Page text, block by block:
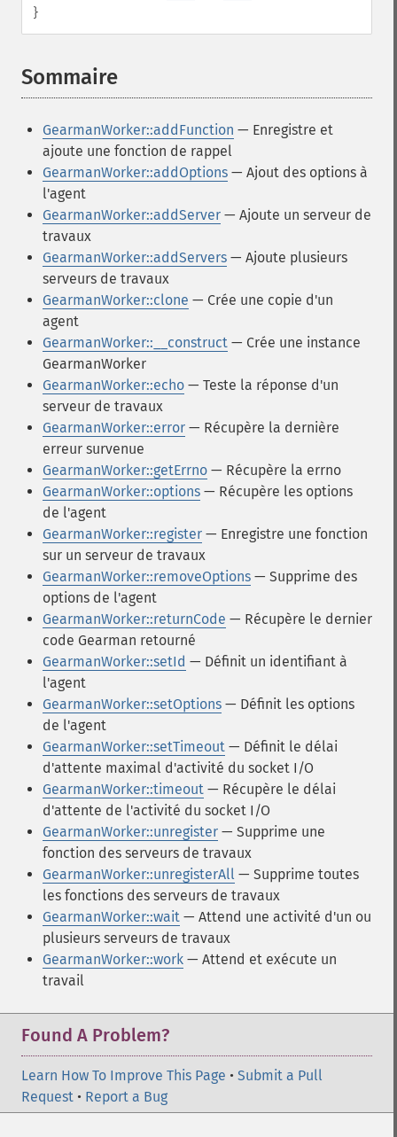
}
Sommaire
GearmanWorker::addFunction — Enregistre et
ajoute une fonction de rappel
GearmanWorker::addOptions — Ajout des options à
l'agent
GearmanWorker::addServer — Ajoute un serveur de
travaux
GearmanWorker::addServers — Ajoute plusieurs
serveurs de travaux
GearmanWorker::clone — Crée une copie d'un
agent
GearmanWorker::__construct — Crée une instance
GearmanWorker
GearmanWorker::echo — Teste la réponse d'un
serveur de travaux
GearmanWorker::error — Récupère la dernière
erreur survenue
GearmanWorker::getErrno — Récupère la errno
GearmanWorker::options — Récupère les options
de l'agent
GearmanWorker::register — Enregistre une fonction
sur un serveur de travaux
GearmanWorker::removeOptions — Supprime des
options de l'agent
GearmanWorker::returnCode — Récupère le dernier
code Gearman retourné
GearmanWorker::setId — Définit un identifiant à
l'agent
GearmanWorker::setOptions — Définit les options
de l'agent
GearmanWorker::setTimeout — Définit le délai
d'attente maximal d'activité du socket I/O
GearmanWorker::timeout — Récupère le délai
d'attente de l'activité du socket I/O
GearmanWorker::unregister — Supprime une
fonction des serveurs de travaux
GearmanWorker::unregisterAll — Supprime toutes
les fonctions des serveurs de travaux
GearmanWorker::wait — Attend une activité d'un ou
plusieurs serveurs de travaux
GearmanWorker::work — Attend et exécute un
travail
Found A Problem?
Learn How To Improve This Page • Submit a Pull
Request • Report a Bug